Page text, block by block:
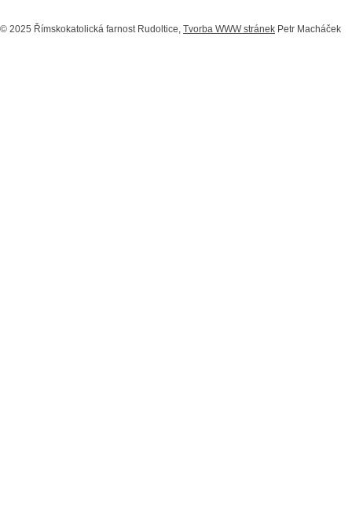
© 2025 Římskokatolická farnost Rudoltice, Tvorba WWW stránek Petr Macháček